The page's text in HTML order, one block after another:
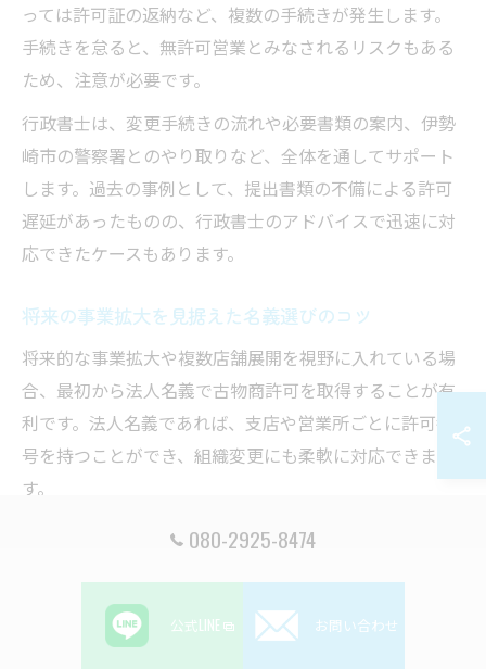
っては許可証の返納など、複数の手続きが発生します。
手続きを怠ると、無許可営業とみなされるリスクもある
ため、注意が必要です。
行政書士は、変更手続きの流れや必要書類の案内、伊勢
崎市の警察署とのやり取りなど、全体を通してサポート
します。過去の事例として、提出書類の不備による許可
遅延があったものの、行政書士のアドバイスで迅速に対
応できたケースもあります。
将来の事業拡大を見据えた名義選びのコツ
将来的な事業拡大や複数店舗展開を視野に入れている場
合、最初から法人名義で古物商許可を取得することが有
利です。法人名義であれば、支店や営業所ごとに許可番
号を持つことができ、組織変更にも柔軟に対応できま
す。
一方で、今は小規模で運営し、将来的に法人化を検討し
や費用を抑えることが可能です。
080-2925-8474
公式LINE お問い合わせ